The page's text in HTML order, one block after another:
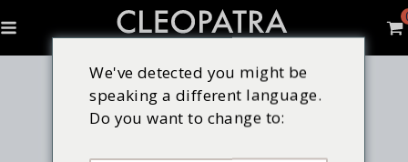
We've detected you might be
speaking a different language.
Do you want to change to: